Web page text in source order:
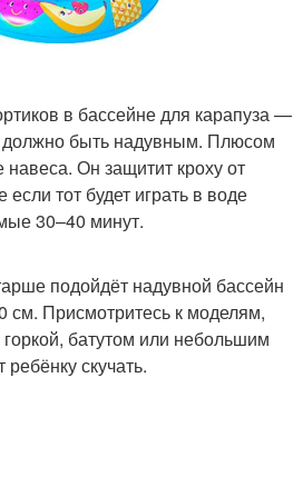
в бассейне для карапуза —
должно быть надувным. Плюсом
навеса. Он защитит кроху от
тот будет играть в воде
30–40 минут.
подойдёт надувной бассейн
см. Присмотритесь к моделям,
батутом или небольшим
скучать.